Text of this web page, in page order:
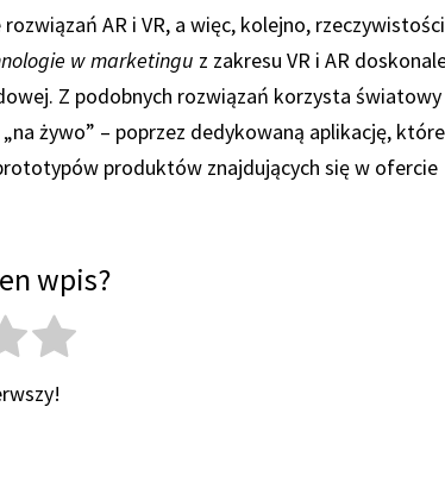
AR i VR, a więc, kolejno, rzeczywistości
w marketingu z zakresu VR i AR
Z podobnych rozwiązań korzysta światowy
żywo” – poprzez dedykowaną aplikację, które
produktów znajdujących się w ofercie
wpis?